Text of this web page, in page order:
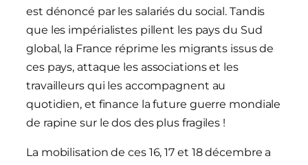
est dénoncé par les salariés du social. Tandis
que les impérialistes pillent les pays du Sud
global, la France réprime les migrants issus de
ces pays, attaque les associations et les
travailleurs qui les accompagnent au
quotidien, et finance la future guerre mondiale
de rapine sur le dos des plus fragiles !
La mobilisation de ces 16, 17 et 18 décembre a